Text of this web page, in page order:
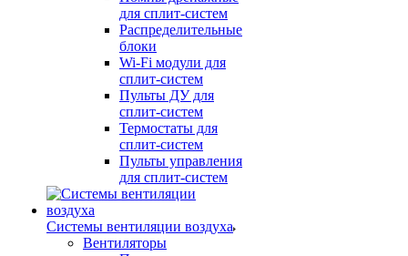
для сплит-систем
Распределительные
блоки
Wi-Fi модули для
сплит-систем
Пульты ДУ для
сплит-систем
Термостаты для
сплит-систем
Пульты управления
для сплит-систем
Системы вентиляции воздуха
Вентиляторы